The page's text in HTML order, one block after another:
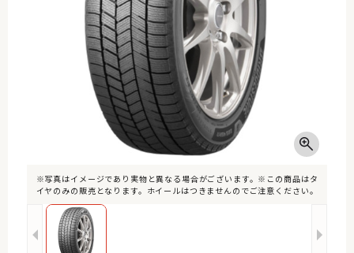
※写真はイメージであり実物と異なる場合がございます。※この商品はタ
イヤのみの販売となります。ホイールはつきませんのでご注意ください。